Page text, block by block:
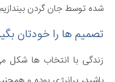
شده توسط جان گردن
تصمیم ها را خودتان
زندگی با انتخاب ها شکل